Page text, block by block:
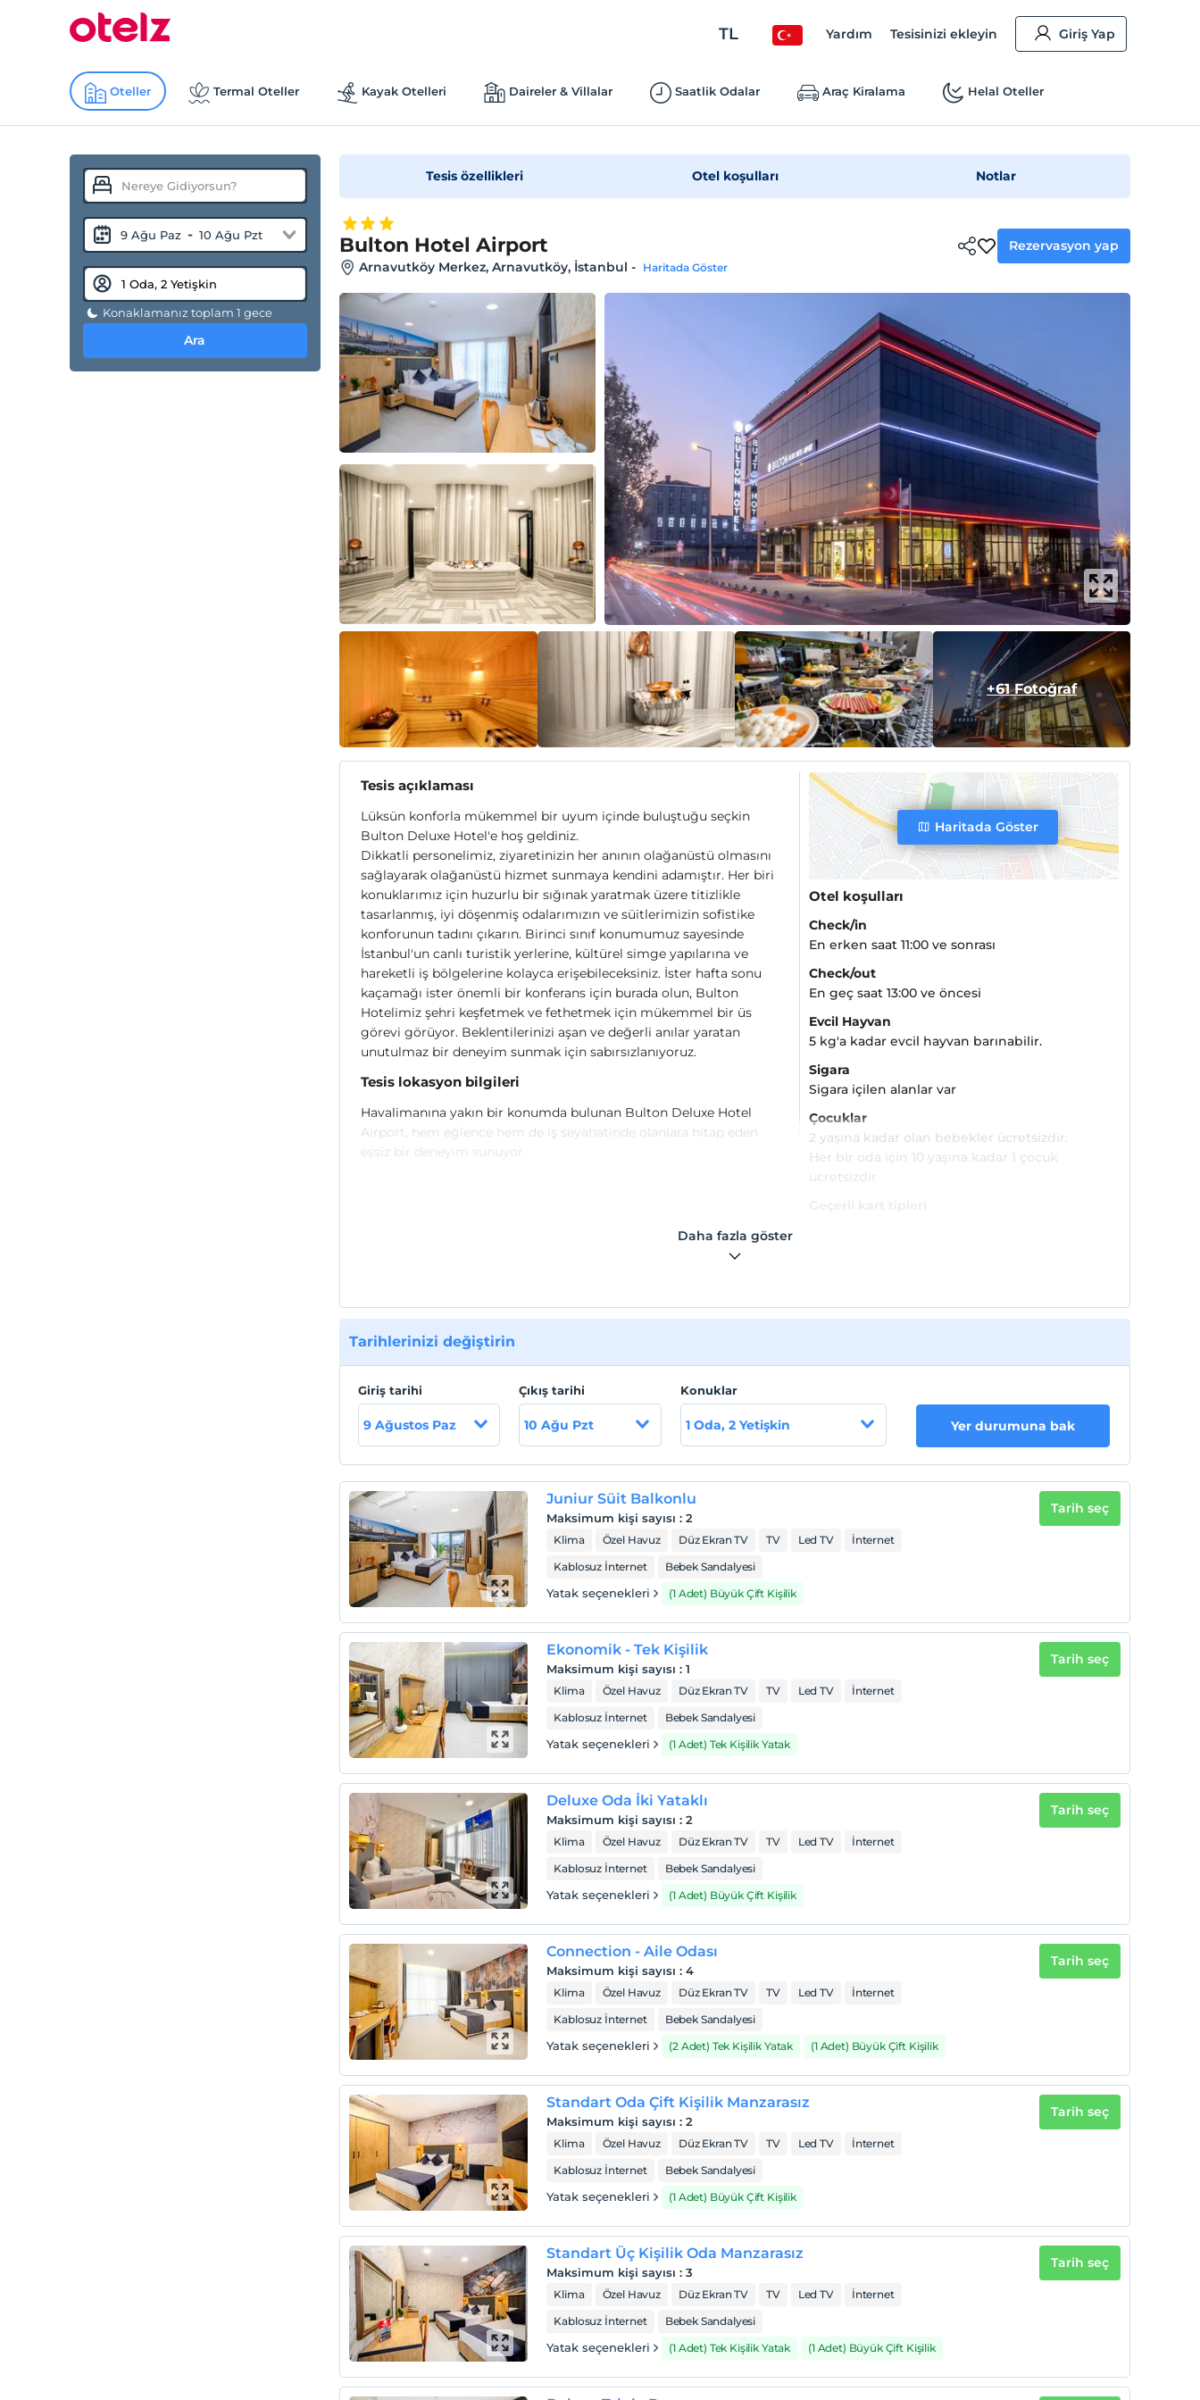
TL Yardım Tesisinizi ekleyin Giriş Yap
Oteller Termal Oteller Kayak Otelleri Daireler & Villalar Saatlik Odalar Araç Kiralama Helal Oteller
9 Ağu Paz - 10 Ağu Pzt
Konaklamanız toplam 1 gece
Ara
Tesis özellikleri Otel koşulları Notlar
Bulton Hotel Airport
Arnavutköy Merkez, Arnavutköy, İstanbul - Haritada Göster
Rezervasyon yap
+61 Fotoğraf
Tesis açıklaması
Lüksün konforla mükemmel bir uyum içinde buluştuğu seçkin
Bulton Deluxe Hotel'e hoş geldiniz.
Dikkatli personelimiz, ziyaretinizin her anının olağanüstü olmasını
sağlayarak olağanüstü hizmet sunmaya kendini adamıştır. Her biri
konuklarımız için huzurlu bir sığınak yaratmak üzere titizlikle
tasarlanmış, iyi döşenmiş odalarımızın ve süitlerimizin sofistike
konforunun tadını çıkarın. Birinci sınıf konumumuz sayesinde
İstanbul'un canlı turistik yerlerine, kültürel simge yapılarına ve
hareketli iş bölgelerine kolayca erişebileceksiniz. İster hafta sonu
kaçamağı ister önemli bir konferans için burada olun, Bulton
Hotelimiz şehri keşfetmek ve fethetmek için mükemmel bir üs
görevi görüyor. Beklentilerinizi aşan ve değerli anılar yaratan
unutulmaz bir deneyim sunmak için sabırsızlanıyoruz.
Tesis lokasyon bilgileri
Havalimanına yakın bir konumda bulunan Bulton Deluxe Hotel
Airport, hem eğlence hem de iş seyahatinde olanlara hitap eden
eşsiz bir deneyim sunuyor.
Haritada Göster
Otel koşulları
Check/in
En erken saat 11:00 ve sonrası
Check/out
En geç saat 13:00 ve öncesi
Evcil Hayvan
5 kg'a kadar evcil hayvan barınabilir.
Sigara
Sigara içilen alanlar var
Çocuklar
2 yaşına kadar olan bebekler ücretsizdir.
Her bir oda için 10 yaşına kadar 1 çocuk
ücretsizdir
Daha fazla göster
Tarihlerinizi değiştirin
Giriş tarihi
9 Ağustos Paz
Çıkış tarihi
10 Ağu Pzt
Konuklar
1 Oda, 2 Yetişkin Yer durumuna bak
Juniur Süit Balkonlu
Maksimum kişi sayısı :2
Klima Özel Havuz Düz Ekran TV TV Led TV
İnternet
Kablosuz İnternet
Bebek Sandalyesi
Yatak seçenekleri (1 Adet) Büyük Çift Kişilik
Tarih seç
Ekonomik - Tek Kişilik
Maksimum kişi sayısı :1
Klima Özel Havuz Düz Ekran TV TV Led TV
İnternet
Kablosuz İnternet
Bebek Sandalyesi
Yatak seçenekleri (1 Adet) Tek Kişilik Yatak
Tarih seç
Deluxe Oda İki Yataklı
Maksimum kişi sayısı :2
Klima Özel Havuz Düz Ekran TV TV Led TV
İnternet
Kablosuz İnternet
Bebek Sandalyesi
Yatak seçenekleri (1 Adet) Büyük Çift Kişilik
Tarih seç
Connection - Aile Odası
Maksimum kişi sayısı :4
Klima Özel Havuz Düz Ekran TV TV Led TV
İnternet
Kablosuz İnternet
Bebek Sandalyesi
Yatak seçenekleri (2 Adet) Tek Kişilik Yatak (1 Adet) Büyük Çift Kişilik
Tarih seç
Standart Oda Çift Kişilik Manzarasız
Maksimum kişi sayısı :2
Klima Özel Havuz Düz Ekran TV TV Led TV
İnternet
Kablosuz İnternet
Bebek Sandalyesi
Yatak seçenekleri (1 Adet) Büyük Çift Kişilik
Tarih seç
Standart Üç Kişilik Oda Manzarasız
Maksimum kişi sayısı :3
Klima Özel Havuz Düz Ekran TV TV Led TV
İnternet
Kablosuz İnternet
Bebek Sandalyesi
Yatak seçenekleri (1 Adet) Tek Kişilik Yatak (1 Adet) Büyük Çift Kişilik
Tarih seç